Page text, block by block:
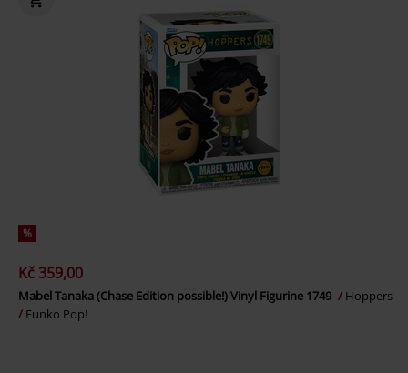
%
Kč 359,00
Mabel Tanaka (Chase Edition possible!) Vinyl Figurine 1749
Hoppers
Funko Pop!